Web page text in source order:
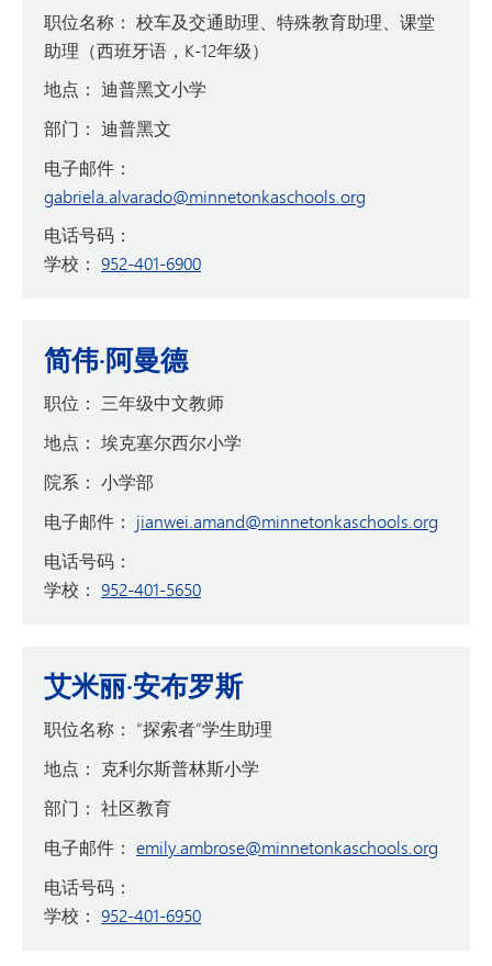
职位名称： 校车及交通助理、特殊教育助理、课堂
助理（西班牙语，K-12年级）
地点： 迪普黑文小学
部门： 迪普黑文
电子邮件：
gabriela.alvarado@minnetonkaschools.org
电话号码：
学校： 952-401-6900
简伟·阿曼德
职位： 三年级中文教师
地点： 埃克塞尔西尔小学
院系： 小学部
电子邮件： jianwei.amand@minnetonkaschools.org
电话号码：
学校： 952-401-5650
艾米丽·安布罗斯
职位名称： “探索者”学生助理
地点： 克利尔斯普林斯小学
部门： 社区教育
电子邮件： emily.ambrose@minnetonkaschools.org
电话号码：
学校： 952-401-6950